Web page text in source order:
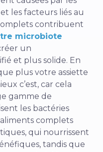
les facteurs liés au
contribuent
microbiote
un
et plus solide. En
plus votre assiette
c’est, car cela
gamme de
les bactéries
complets
qui nourrissent
tandis que